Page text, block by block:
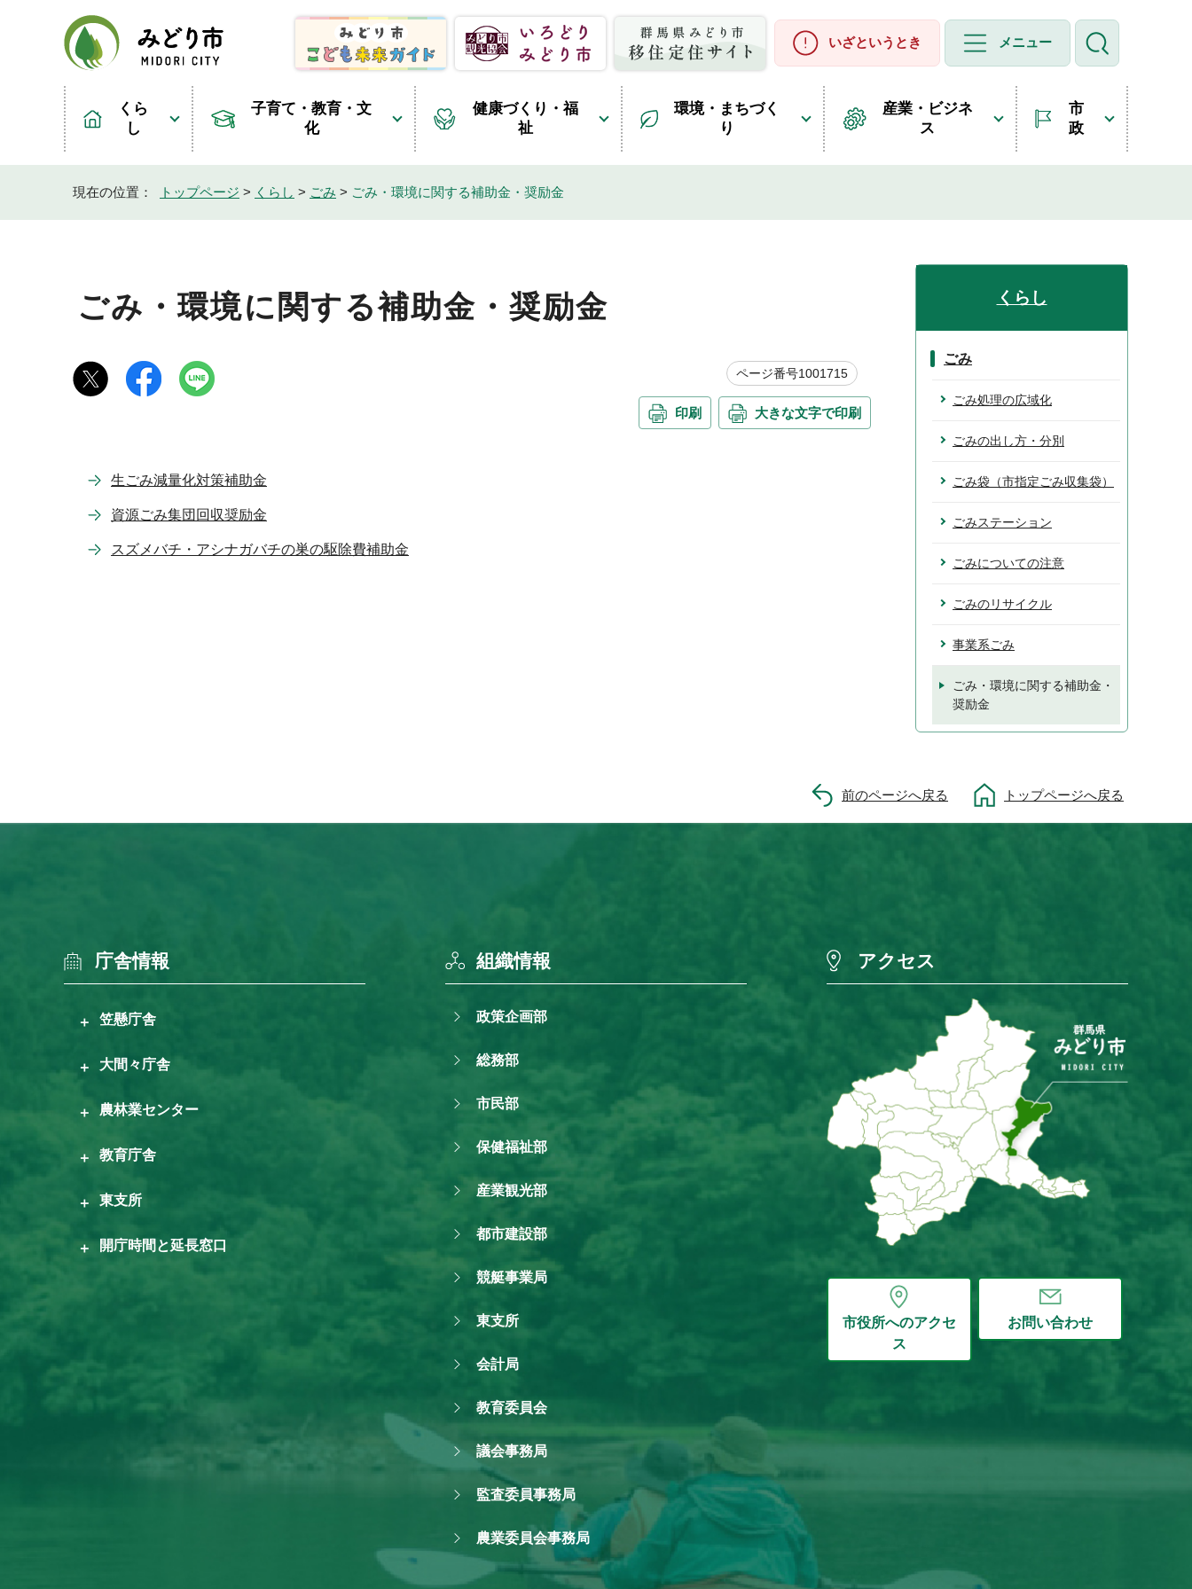
いざというとき メニュー
くら
し
子育て・教育・文
化
健康づくり・福
祉
環境・まちづく
り
産業・ビジネ
ス
市
政
現在の位置： トップページ > くらし > ごみ > ごみ・環境に関する補助金・奨励金
ごみ・環境に関する補助金・奨励金
ページ番号1001715
印刷 大きな文字で印刷
生ごみ減量化対策補助金
資源ごみ集団回収奨励金
スズメバチ・アシナガバチの巣の駆除費補助金
くらし
ごみ
ごみ処理の広域化
ごみの出し方・分別
ごみ袋（市指定ごみ収集袋）
ごみステーション
ごみについての注意
ごみのリサイクル
事業系ごみ
ごみ・環境に関する補助金・
奨励金
前のページへ戻る トップページへ戻る
庁舎情報
笠懸庁舎
大間々庁舎
農林業センター
教育庁舎
東支所
開庁時間と延長窓口
組織情報
政策企画部
総務部
市民部
保健福祉部
産業観光部
都市建設部
競艇事業局
東支所
会計局
教育委員会
議会事務局
監査委員事務局
農業委員会事務局
アクセス
市役所へのアクセ
ス
お問い合わせ